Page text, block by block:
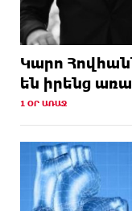
Կարո
են իրենց
1 ՕՐ ԱՌԱՋ